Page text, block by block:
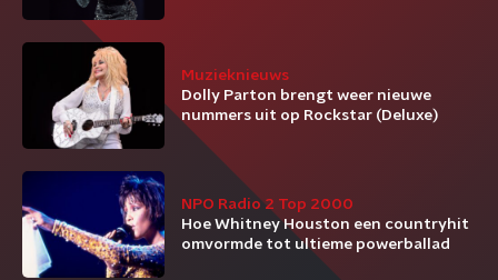
Muzieknieuws
Dolly Parton brengt weer nieuwe
nummers uit op Rockstar (Deluxe)
NPO Radio 2 Top 2000
Hoe Whitney Houston een countryhit
omvormde tot ultieme powerballad